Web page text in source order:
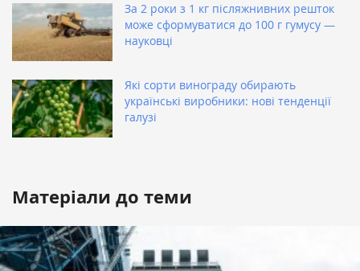
За 2 роки з 1 кг післяжнивних решток
може сформуватися до 100 г гумусу —
науковці
Які сорти винограду обирають
українські виробники: нові тенденції
галузі
Матеріали до теми